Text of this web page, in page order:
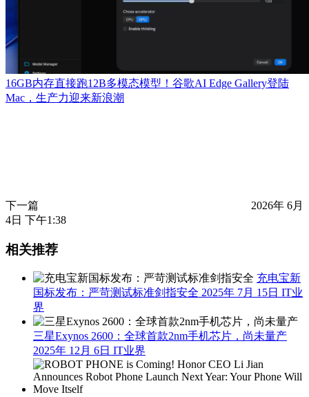
16GB内存直接跑12B多模态模型！谷歌AI Edge Gallery登陆
Mac，生产力迎来新浪潮
下一篇
2026年 6月
4日 下午1:38
相关推荐
充电宝新
国标发布：严苛测试标准剑指安全 2025年 7月 15日 IT业
界
三星Exynos 2600：全球首款2nm手机芯片，尚未量产
2025年 12月 6日 IT业界